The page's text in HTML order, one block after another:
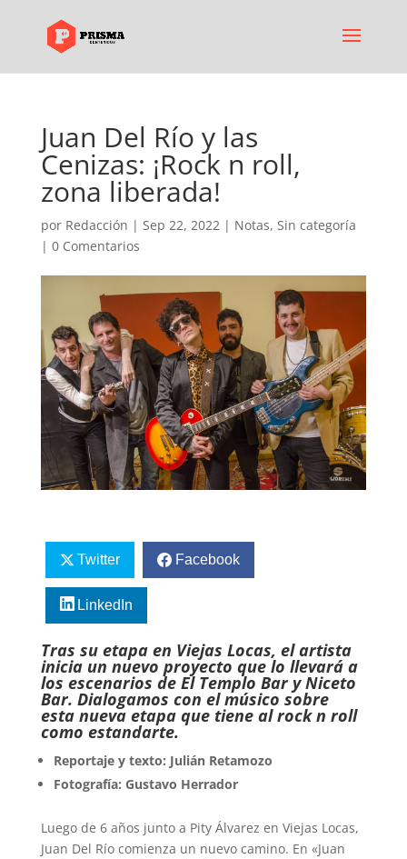
Juan Del Río y las
Cenizas: ¡Rock n roll,
zona liberada!
por Redacción | Sep 22, 2022| Notas, Sin categoría
| 0 Comentarios
Twitter Facebook
LinkedIn
Tras su etapa en Viejas Locas, el artista
inicia un nuevo proyecto que lo llevará a
los escenarios de El Templo Bar y Niceto
Bar. Dialogamos con el músico sobre
esta nueva etapa que tiene al rock n roll
como estandarte.
Reportaje y texto: Julián Retamozo
Fotografía: Gustavo Herrador
Luego de 6 años junto a Pity Álvarez en Viejas Locas,
Juan Del Río comienza un nuevo camino. En «Juan